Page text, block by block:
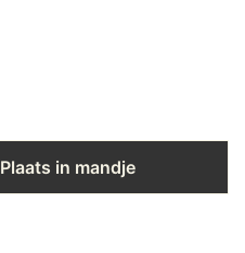
Plaats in mandje